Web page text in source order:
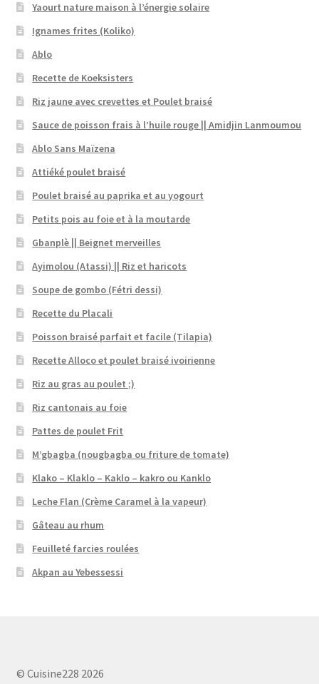
Yaourt nature maison à l’énergie solaire
Ignames frites (Koliko)
Ablo
Recette de Koeksisters
Riz jaune avec crevettes et Poulet braisé
Sauce de poisson frais à l’huile rouge || Amidjin Lanmoumou
Ablo Sans Maïzena
Attiéké poulet braisé
Poulet braisé au paprika et au yogourt
Petits pois au foie et à la moutarde
Gbanplè || Beignet merveilles
Ayimolou (Atassi) || Riz et haricots
Soupe de gombo (Fétri dessi)
Recette du Placali
Poisson braisé parfait et facile (Tilapia)
Recette Alloco et poulet braisé ivoirienne
Riz au gras au poulet ;)
Riz cantonais au foie
Pattes de poulet Frit
M’gbagba (nougbagba ou friture de tomate)
Klako – Klaklo – Kaklo – kakro ou Kanklo
Leche Flan (Crème Caramel à la vapeur)
Gâteau au rhum
Feuilleté farcies roulées
Akpan au Yebessessi
© Cuisine228 2026